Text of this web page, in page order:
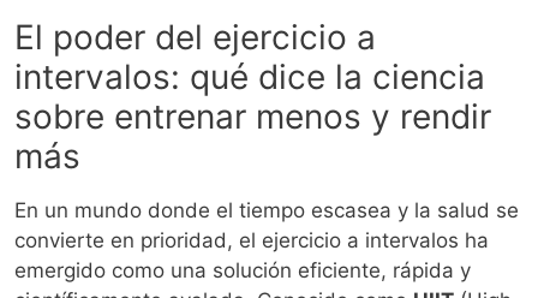
El poder del ejercicio a
intervalos: qué dice la ciencia
sobre entrenar menos y rendir
más
En un mundo donde el tiempo escasea y la salud se
convierte en prioridad, el ejercicio a intervalos ha
emergido como una solución eficiente, rápida y